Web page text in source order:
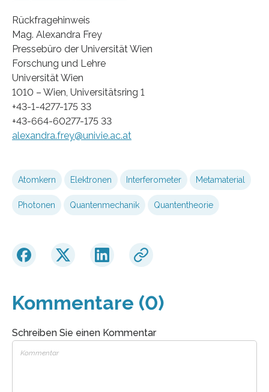
Rückfragehinweis
Mag. Alexandra Frey
Pressebüro der Universität Wien
Forschung und Lehre
Universität Wien
1010 – Wien, Universitätsring 1
+43-1-4277-175 33
+43-664-60277-175 33
alexandra.frey@univie.ac.at
Atomkern Elektronen Interferometer Metamaterial
Photonen Quantenmechanik Quantentheorie
Kommentare (0)
Schreiben Sie einen Kommentar